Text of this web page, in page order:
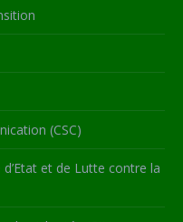
(CSC)
et de Lutte contre la